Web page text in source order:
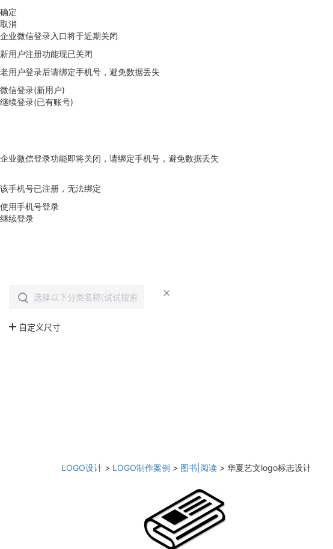
确定
取消
企业微信登录入口将于近期关闭
新用户注册功能现已关闭
老用户登录后请绑定手机号，避免数据丢失
微信登录(新用户)
继续登录(已有账号)
企业微信登录功能即将关闭，请绑定手机号，避免数据丢失
该手机号已注册，无法绑定
使用手机号登录
继续登录
LOGO设计 > LOGO制作案例 > 图书|阅读 > 华夏艺文logo标志设计